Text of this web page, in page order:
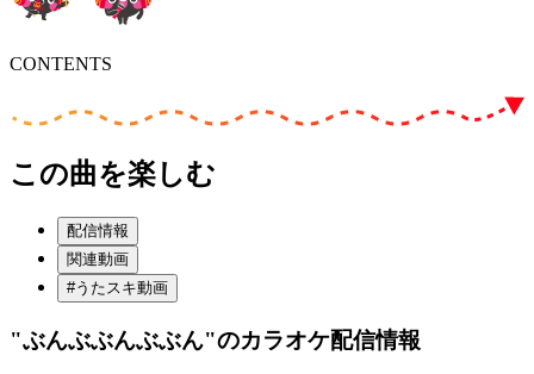
CONTENTS
この曲を楽しむ
配信情報
関連動画
#うたスキ動画
"ぶんぶぶんぶぶん"のカラオケ配信情報